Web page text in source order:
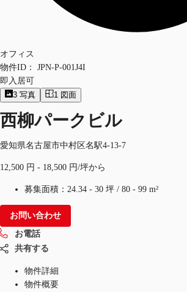
オフィス
物件ID：
JPN-P-001J4I
即入居可
3 写真 1 図面
西柳パークビル
愛知県名古屋市中村区名駅4-13-7
12,500 円 - 18,500 円/坪から
募集面積： 24.34 - 30 坪 / 80 - 99 m²
お問い合わせ
お電話
共有する
物件詳細
物件概要